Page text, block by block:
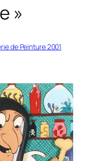
»
de Peinture 2001